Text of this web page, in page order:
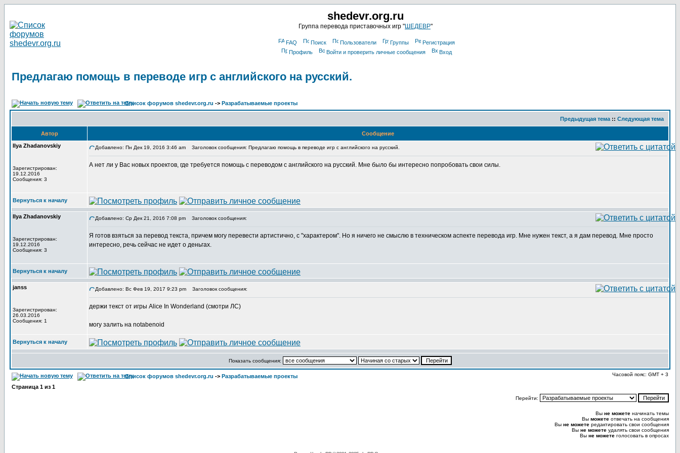
shedevr.org.ru
Группа перевода приставочных игр "ШЕДЕВР"
FAQ Поиск Пользователи Группы
Регистрация
Профиль
Войти и проверить личные сообщения Вход
Предлагаю помощь в переводе игр с английского на русский.
Список форумов shedevr.org.ru -> Разрабатываемые проекты
Предыдущая тема :: Следующая тема
Автор
Сообщение
Ilya Zhadanovskiy
Зарегистрирован:
19.12.2016
Сообщения: 3
Добавлено: Пн Дек 19, 2016 3:46 am Заголовок сообщения: Предлагаю помощь в переводе игр с английского на русский.
А нет ли у Вас новых проектов, где требуется помощь с переводом с английского на русский. Мне было бы интересно попробовать свои силы.
Вернуться к началу
Ilya Zhadanovskiy
Зарегистрирован:
19.12.2016
Сообщения: 3
Добавлено: Ср Дек 21, 2016 7:08 pm Заголовок сообщения:
Я готов взяться за перевод текста, причем могу перевести артистично, с "характером". Но я ничего не смыслю в техническом аспекте перевода игр. Мне нужен текст, а я дам перевод. Мне просто
интересно, речь сейчас не идет о деньгах.
Вернуться к началу
janss
Зарегистрирован:
26.03.2016
Сообщения: 1
Добавлено: Вс Фев 19, 2017 9:23 pm Заголовок сообщения:
держи текст от игры Alice In Wonderland (смотри ЛС)
могу залить на notabenoid
Вернуться к началу
Показать сообщения:
Список форумов shedevr.org.ru -> Разрабатываемые проекты Часовой пояс: GMT + 3
Страница 1 из 1
Перейти:
Вы не можете начинать темы
Вы можете отвечать на сообщения
Вы не можете редактировать свои сообщения
Вы не можете удалять свои сообщения
Вы не можете голосовать в опросах